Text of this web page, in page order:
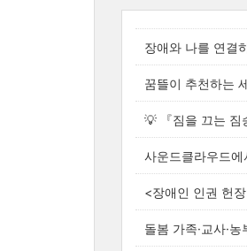
장애와 나를 연결
꿈뜰이 추천하는
💡 『짐을 끄는 짐
사운드클라우드
<장애인 인권 헌
돌봄 가족·교사·